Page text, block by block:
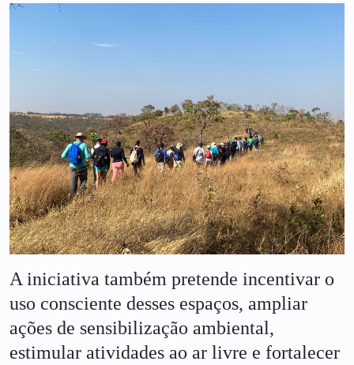
A iniciativa também pretende incentivar o
uso consciente desses espaços, ampliar
ações de sensibilização ambiental,
estimular atividades ao ar livre e fortalecer